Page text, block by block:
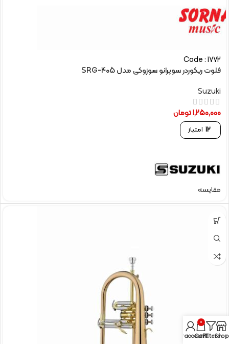
Code : 1772
فلوت ریکوردر سوپرانو سوزوکی مدل SRG-405
Suzuki
1,250,000تومان
12 امتیاز
مقایسه
Shop
Filters
0
Cart
My account